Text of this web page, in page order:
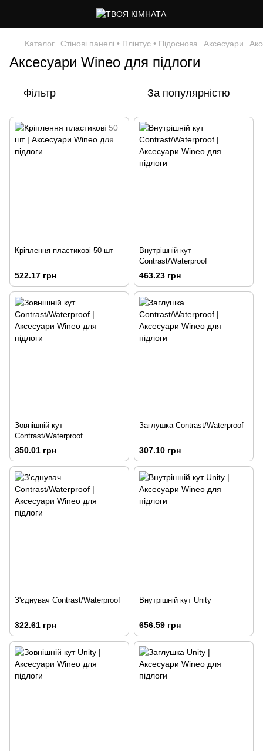
Каталог Стінові панелі • Плінтус • Підоснова Аксесуари
Аксесуари Wineo для підлоги
Фільтр За популярністю
Кріплення пластикові 50 шт
522.17 грн
Внутрішній кут
Contrast/Waterproof
463.23 грн
Зовнішній кут
Contrast/Waterproof
350.01 грн
Заглушка Contrast/Waterproof
307.10 грн
З'єднувач Contrast/Waterproof
322.61 грн
Внутрішній кут Unity
656.59 грн